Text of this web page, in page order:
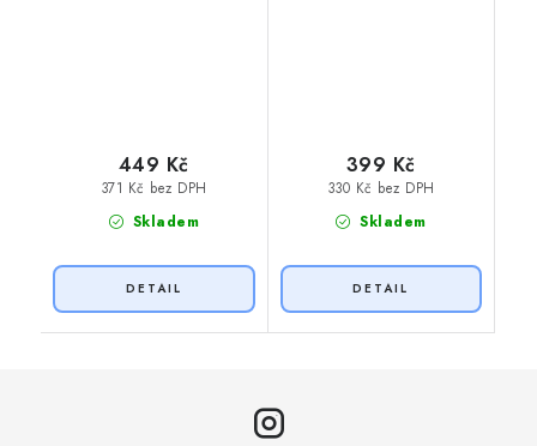
Skladem
371 Kč bez DPH
449 Kč
Skladem
330 Kč bez DPH
399 Kč